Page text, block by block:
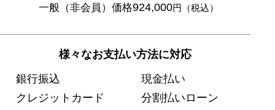
一般（非会員）価格924,000円（税込）
様々なお支払い方法に対応
銀行振込
現金払い
クレジットカード
分割払いローン